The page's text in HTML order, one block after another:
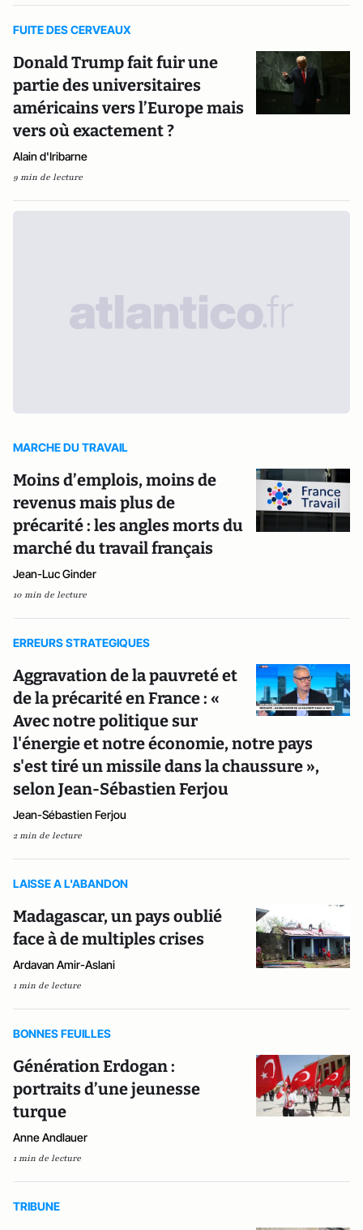
FUITE DES CERVEAUX
Donald Trump fait fuir une
partie des universitaires
américains vers l’Europe mais
vers où exactement ?
Alain d'Iribarne
9 min de lecture
MARCHE DU TRAVAIL
Moins d’emplois, moins de
revenus mais plus de
précarité : les angles morts du
marché du travail français
Jean-Luc Ginder
10 min de lecture
ERREURS STRATEGIQUES
Aggravation de la pauvreté et
de la précarité en France : «
Avec notre politique sur
l'énergie et notre économie, notre pays
s'est tiré un missile dans la chaussure »,
selon Jean-Sébastien Ferjou
Jean-Sébastien Ferjou
2 min de lecture
LAISSE A L'ABANDON
Madagascar, un pays oublié
face à de multiples crises
Ardavan Amir-Aslani
1 min de lecture
BONNES FEUILLES
Génération Erdogan :
portraits d’une jeunesse
turque
Anne Andlauer
1 min de lecture
TRIBUNE